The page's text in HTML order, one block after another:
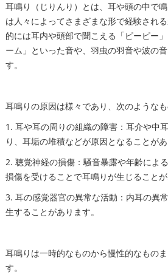
耳鳴り（じりんり）とは、耳や頭の中で
は人々によってさまざまな形で経験され
的には耳内や頭部で聞こえる「ピーピー
ーム」といった音や、羽虫の羽音や波の
す。
耳鳴りの原因は様々であり、次のようなも
1. 耳や耳の周りの組織の障害：耳介や中
り、耳垢の堆積などが原因となることがあ
2. 聴覚神経の損傷：騒音暴露や年齢によ
損傷を受けることで耳鳴りが生じることが
3. 耳の感覚器官の異常な活動：内耳の異
生することがあります。
耳鳴りは一時的なものから慢性的なもの
す。